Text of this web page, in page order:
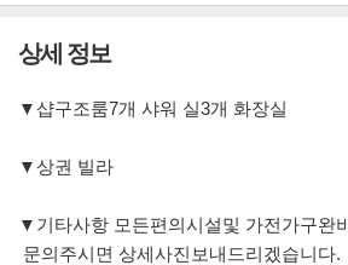
상세 정보
▼샵구조룸7개 샤워 실3개 화장실
▼상권 빌라
▼기타사항 모든편의시설및 가전가구완
문의주시면 상세사진보내드리겠습니다.